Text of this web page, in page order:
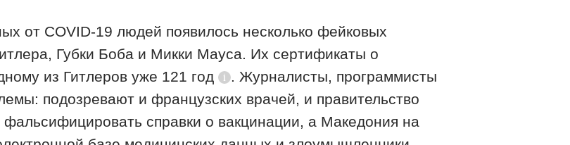
от COVID-19 людей появилось несколько фейковых
Губки Боба и Микки Мауса. Их сертификаты о
из Гитлеров уже 121 год
Справка
. Журналисты, программисты
подозревают и французских врачей, и правительство
справки о вакцинации, а Македония на